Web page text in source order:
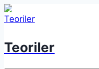
Skip
to
Teoriler